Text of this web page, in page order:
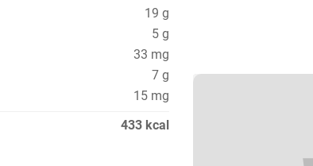
19 g
5 g
33 mg
7 g
15 mg
433 kcal